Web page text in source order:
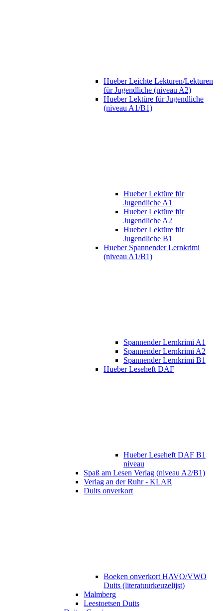
Hueber Leichte Lekturen/Lekturen
für Jugendliche (niveau A2)
Hueber Lektüre für Jugendliche
(niveau A1/B1)
Hueber Lektüre für
Jugendliche A1
Hueber Lektüre für
Jugendliche A2
Hueber Lektüre für
Jugendliche B1
Hueber Spannender Lernkrimi
(niveau A1/B1)
Spannender Lernkrimi A1
Spannender Lernkrimi A2
Spannender Lernkrimi B1
Hueber Leseheft DAF
Hueber Leseheft DAF B1
niveau
Spaß am Lesen Verlag (niveau A2/B1)
Verlag an der Ruhr - KLAR
Duits onverkort
Boeken onverkort HAVO/VWO
Duits (literatuurkeuzelijst)
Malmberg
Leestoetsen Duits